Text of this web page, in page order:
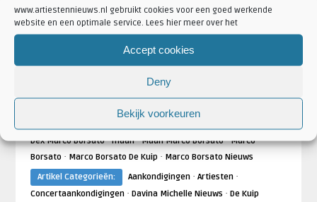
www.artiestennieuws.nl gebruikt cookies voor een goed werkende
website en een optimale service. Lees hier meer over het
Accept cookies
Deny
Bekijk voorkeuren
concert\ ·davina michelle
Dex Marco Borsato·maan·Maan Marco Borsato·Marco
Borsato· Marco Borsato De Kuip· Marco Borsato Nieuws
Artikel Categorieën:
Aankondigingen· Artiesten·
Concertaankondigingen· Davina Michelle Nieuws · De Kuip